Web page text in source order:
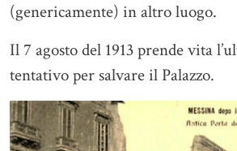
(genericamente) in altro luogo.
Il 7 agosto del 1913 prende vita
tentativo per salvare il Palazzo.